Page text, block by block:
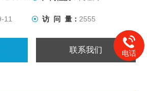
11 访 问 量： 2555
联系我们 电话